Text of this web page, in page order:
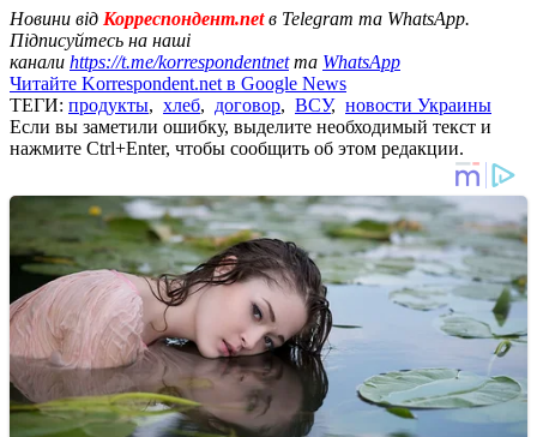
Новини від Корреспондент.netв Telegram та WhatsApp.
Підписуйтесь на наші
канали https://t.me/korrespondentnetта WhatsApp
Читайте Korrespondent.net в Google News
ТЕГИ: продукты, хлеб, договор, ВСУ, новости Украины
Если вы заметили ошибку, выделите необходимый текст и
нажмите Ctrl+Enter, чтобы сообщить об этом редакции.